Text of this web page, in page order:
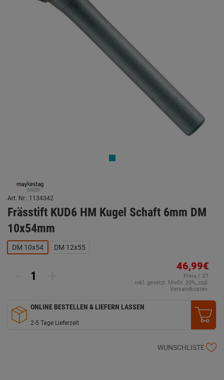
Art. Nr.: 1134342
Frässtift KUD6 HM Kugel Schaft 6mm DM
10x54mm
DM 10x54 DM 12x55
46,99€
Preis / ST
inkl. gesetzl. MwSt. 20%, zzgl.
Versandkosten.
ONLINE BESTELLEN & LIEFERN LASSEN
2-5 Tage Lieferzeit
WUNSCHLISTE